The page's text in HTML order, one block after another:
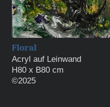
Floral
Acryl auf Leinwand
H80 x B80 cm
©2025